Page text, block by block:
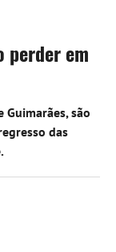
perder em
Guimarães, são
das